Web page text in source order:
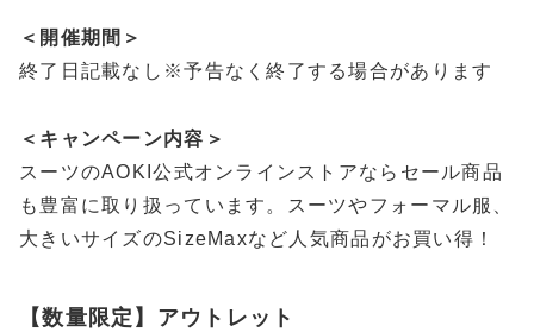
＜開催期間＞
終了日記載なし※予告なく終了する場合があります
＜キャンペーン内容＞
スーツのAOKI公式オンラインストアならセール商品
も豊富に取り扱っています。スーツやフォーマル服、
大きいサイズのSizeMaxなど人気商品がお買い得！
【数量限定】アウトレット